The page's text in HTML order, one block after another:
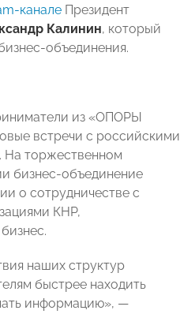
канале Президент
Калинин, который
объединения.
из «ОПОРЫ
встречи с российскими
На торжественном
бизнес-объединение
о сотрудничестве с
КНР,
наших структур
быстрее находить
информацию», —